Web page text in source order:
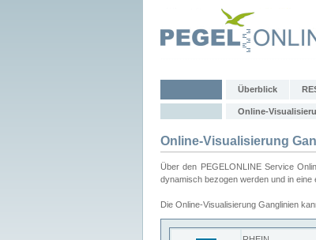
Überblick
Online-
Online-Visualisierung
Über den PEGELONLINE Service
dynamisch bezogen werden und in eine
Die Online-Visualisierung Ganglinien